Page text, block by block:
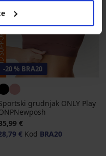
-20 % BRA20
grudnjak ONLY Play
€
€ Kod BRA20